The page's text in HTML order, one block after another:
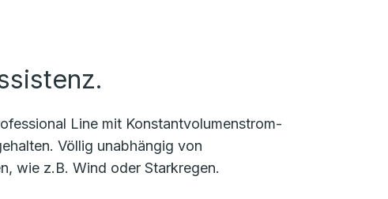
Line mit Konstantvolumenstrom-
Völlig unabhängig von
wie z.B. Wind oder Starkregen.